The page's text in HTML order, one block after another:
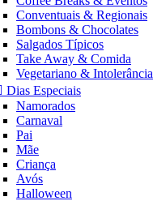
Conventuais & Regionais
Bombons & Chocolates
Salgados Típicos
Take Away & Comida
Vegetariano & Intolerância
Dias Especiais
Namorados
Carnaval
Pai
Mãe
Criança
Avós
Halloween